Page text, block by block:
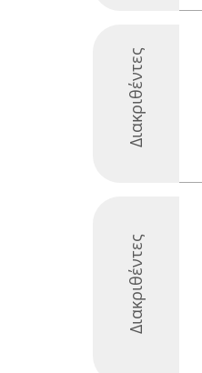
Διακριθέντες
Διακριθέντες